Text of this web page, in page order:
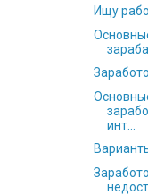
Ищу
инт...